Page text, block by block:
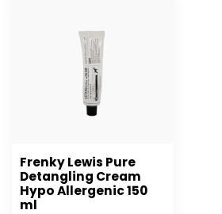
Frenky Lewis Pure
Detangling Cream
Hypo Allergenic 150
ml